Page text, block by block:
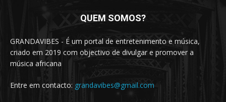
QUEM SOMOS?
GRANDAVIBES - É um portal de entretenimento e música,
criado em 2019 com objectivo de divulgar e promover a
música africana
Entre em contacto: grandavibes@gmail.com